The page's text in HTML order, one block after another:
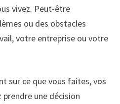
vivez. Peut-être
ou des obstacles
votre entreprise ou votre
sur ce que vous faites, vos
prendre une décision